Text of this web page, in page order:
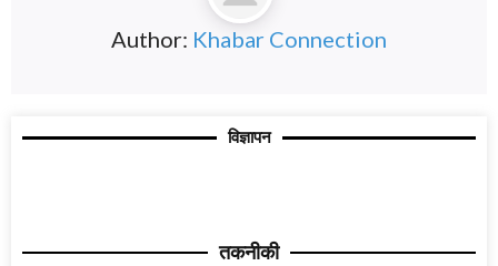
Author: Khabar Connection
विज्ञापन
तकनीकी